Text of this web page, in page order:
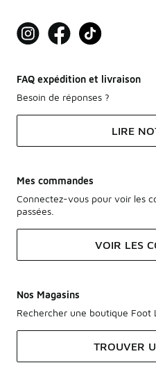
FAQ expédition et livraison
Besoin de réponses ?
LIRE
Mes commandes
Connectez-vous pour voir les
passées.
VOIR LES
Nos Magasins
Rechercher une boutique Foot
TROUVER